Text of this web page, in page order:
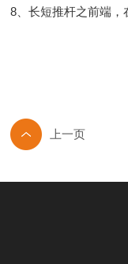
8、长短推杆之前端，